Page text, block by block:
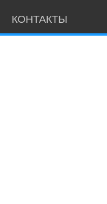
КОНТАКТЫ